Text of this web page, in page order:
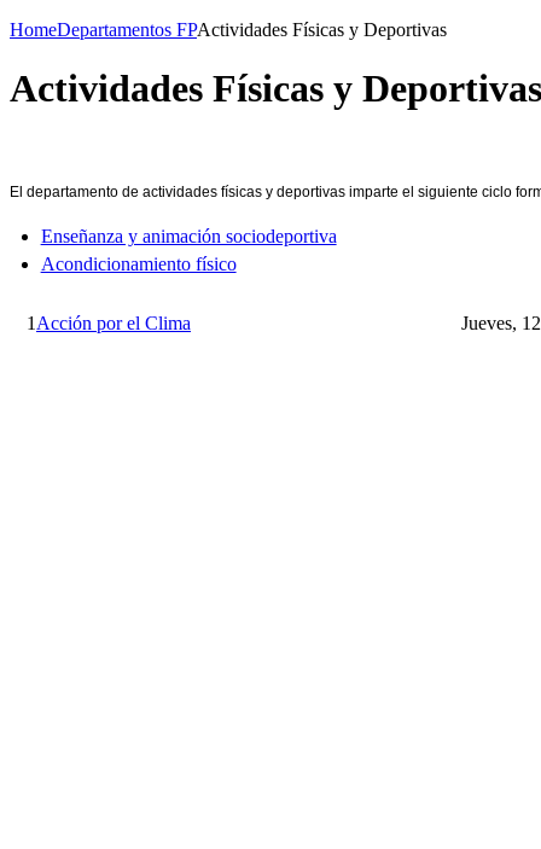
HomeDepartamentos FPActividades Físicas y Deportivas
Actividades Físicas y Deportivas
El departamento de actividades físicas y deportivas imparte el siguiente ciclo
Enseñanza y animación sociodeportiva
Acondicionamiento físico
1 Acción por el Clima Jueves,